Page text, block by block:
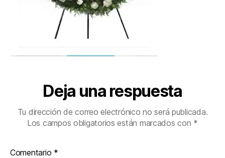
Deja una respuesta
Tu dirección de correo electrónico no será publicada.
Los campos obligatorios están marcados con *
Comentario *